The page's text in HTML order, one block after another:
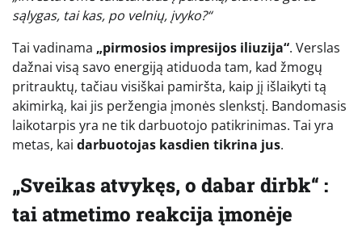
sąlygas, tai kas, po velnių, įvyko?“
Tai vadinama „pirmosios impresijos iliuzija“. Verslas
dažnai visą savo energiją atiduoda tam, kad žmogų
pritrauktų, tačiau visiškai pamiršta, kaip jį išlaikyti tą
akimirką, kai jis peržengia įmonės slenkstį. Bandomasis
laikotarpis yra ne tik darbuotojo patikrinimas. Tai yra
metas, kai darbuotojas kasdien tikrina jus.
„Sveikas atvykęs, o dabar dirbk“ :
tai atmetimo reakcija įmonėje